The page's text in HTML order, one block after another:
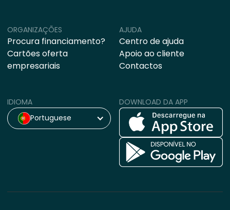
ORGANIZAÇÕES
Procura financiamento?
Cartões oferta
empresariais
AJUDA
Centro de ajuda
Apoio ao cliente
Contactos
IDIOMA
Portuguese
DOWNLOAD DA APP